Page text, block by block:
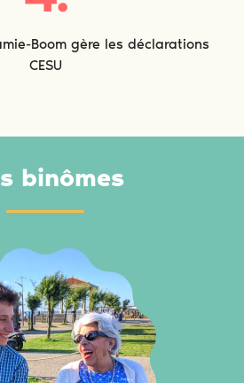
Boom gère les déclarations
CESU
binômes